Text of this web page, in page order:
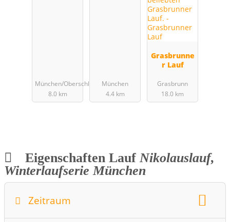
München/Oberschleissheim
8.0 km
München
4.4 km
Grasbrunne
r Lauf
Grasbrunn
18.0 km
Eigenschaften Lauf Nikolauslauf,
Winterlaufserie München
Zeitraum